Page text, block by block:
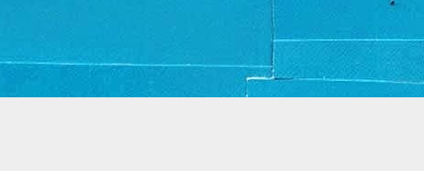
Thema Dynamische weergaven. Mogelijk gemaakt doorBlogger.Misbruik rapporteren.